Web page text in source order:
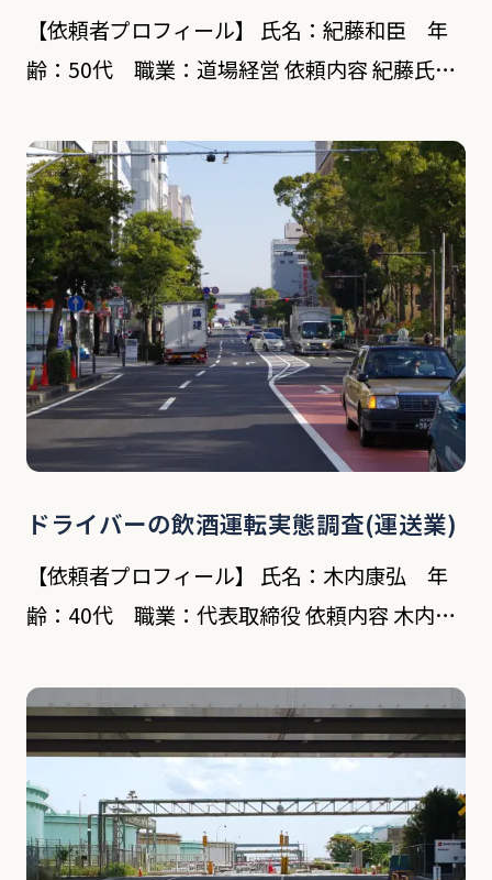
【依頼者プロフィール】 氏名：紀藤和臣 年
齢：50代 職業：道場経営 依頼内容 紀藤氏が
部が5道場ある。 今回の相談は川崎支部(フラ
ンチャイズ)の石井支部長(40代)が脱退して、
[…]
ドライバーの飲酒運転実態調査(運送業)
【依頼者プロフィール】 氏名：木内康弘 年
齢：40代 職業：代表取締役 依頼内容 木内氏
に創業し、現在は貸しビル業との2本柱で会社
を切り盛りしている。 渚探偵事務所とは先代
の社長 […]